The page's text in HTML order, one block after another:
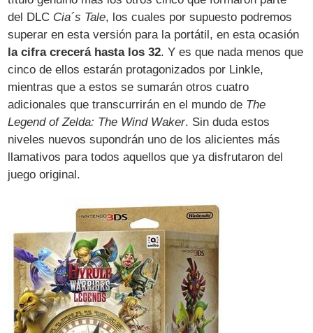
del DLC Cia´s Tale, los cuales por supuesto podremos
superar en esta versión para la portátil, en esta ocasión
la cifra crecerá hasta los 32. Y es que nada menos que
cinco de ellos estarán protagonizados por Linkle,
mientras que a estos se sumarán otros cuatro
adicionales que transcurrirán en el mundo de The
Legend of Zelda: The Wind Waker. Sin duda estos
niveles nuevos supondrán uno de los alicientes más
llamativos para todos aquellos que ya disfrutaron del
juego original.